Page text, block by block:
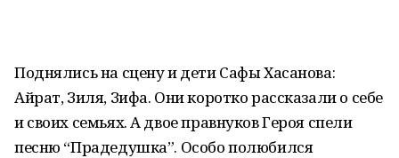
Поднялись на сцену и дети Сафы Хасанова:
Айрат, Зиля, Зифа. Они коротко рассказали о себе
и своих семьях. А двое правнуков Героя спели
песню “Прадедушка”. Особо полюбился